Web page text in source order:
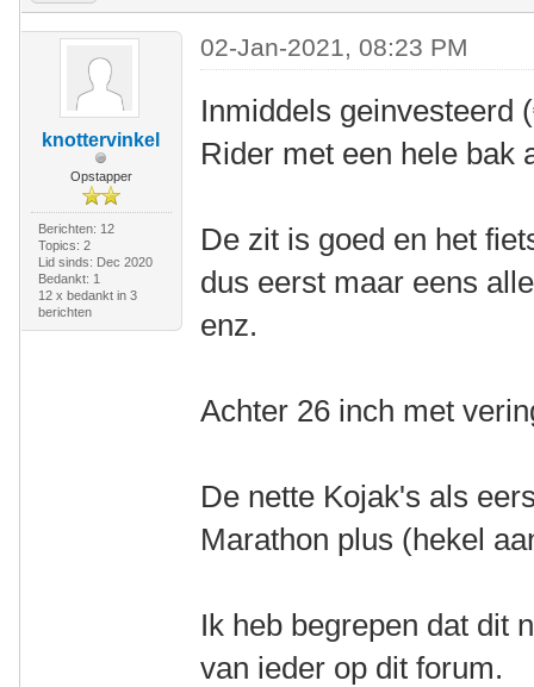
knottervinkel
Opstapper
Berichten: 12
Topics: 2
Lid sinds: Dec 2020
Bedankt: 1
12 x bedankt in 3
berichten
02-Jan-2021, 08:23 PM
Inmiddels geinvesteerd
Rider met een hele bak
De zit is goed en het
dus eerst maar eens
enz.
Achter 26 inch met
De nette Kojak's als
Marathon plus (hekel
Ik heb begrepen dat dit
van ieder op dit forum.